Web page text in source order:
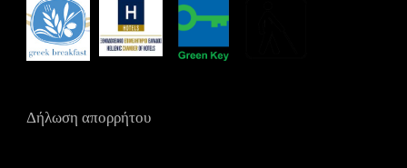
Δήλωση απορρήτου